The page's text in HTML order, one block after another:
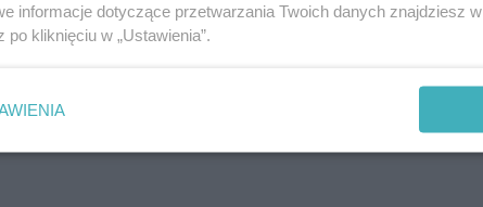
tryb
informacje dotyczące przetwarzania Twoich danych znajdziesz w
po kliknięciu w „Ustawienia”.